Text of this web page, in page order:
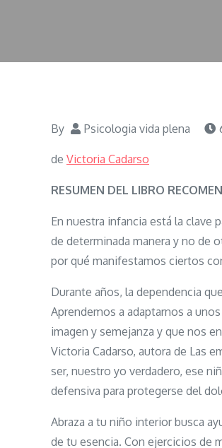
By Psicologia vida plena
de Victoria Cadarso
RESUMEN DEL LIBRO
En nuestra infancia está la clave
de determinada manera y no de
por qué manifestamos ciertos
Durante años, la dependencia
Aprendemos a adaptarnos a
imagen y semejanza y que nos
Victoria Cadarso, autora de Las
ser, nuestro yo verdadero, ese
defensiva para protegerse del
Abraza a tu niño interior busca
de tu esencia. Con ejercicios de